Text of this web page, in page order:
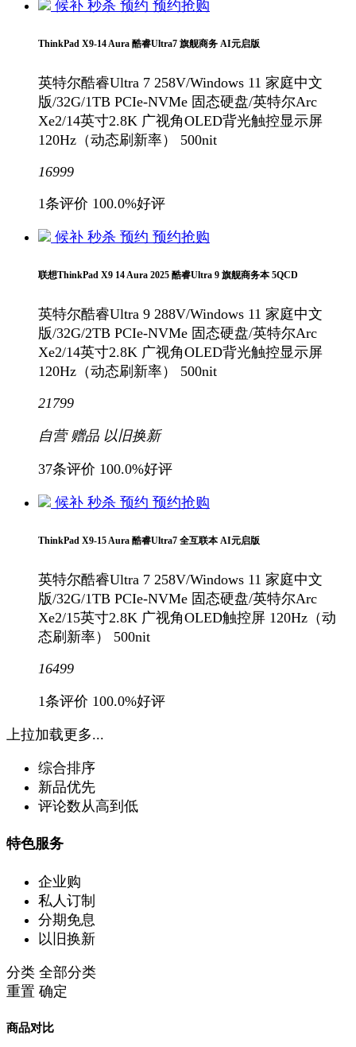
候补 秒杀 预约 预约抢购
ThinkPad X9-14 Aura 酷睿Ultra7 旗舰商务 AI元启版
英特尔酷睿Ultra 7 258V/Windows 11 家庭中文
版/32G/1TB PCIe-NVMe 固态硬盘/英特尔Arc
Xe2/14英寸2.8K 广视角OLED背光触控显示屏
120Hz（动态刷新率） 500nit
16999
1条评价 100.0%好评
候补 秒杀 预约 预约抢购
联想ThinkPad X9 14 Aura 2025 酷睿Ultra 9 旗舰商务本 5QCD
英特尔酷睿Ultra 9 288V/Windows 11 家庭中文
版/32G/2TB PCIe-NVMe 固态硬盘/英特尔Arc
Xe2/14英寸2.8K 广视角OLED背光触控显示屏
120Hz（动态刷新率） 500nit
21799
自营 赠品 以旧换新
37条评价 100.0%好评
候补 秒杀 预约 预约抢购
ThinkPad X9-15 Aura 酷睿Ultra7 全互联本 AI元启版
英特尔酷睿Ultra 7 258V/Windows 11 家庭中文
版/32G/1TB PCIe-NVMe 固态硬盘/英特尔Arc
Xe2/15英寸2.8K 广视角OLED触控屏 120Hz（动
态刷新率） 500nit
16499
1条评价 100.0%好评
上拉加载更多...
综合排序
新品优先
评论数从高到低
特色服务
企业购
私人订制
分期免息
以旧换新
分类 全部分类
重置 确定
商品对比